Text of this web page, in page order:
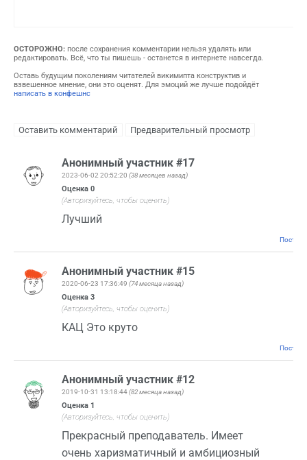
ОСТОРОЖНО: после сохранения комментарии нельзя удалять или
редактировать. Всё, что ты пишешь - останется в интернете навсегда.
Оставь будущим поколениям читателей викимипта конструктив и
взвешенное мнение, они это оценят. Для эмоций же лучше подойдёт
написать в конфешнс
Анонимный участник #17
2023-06-02 20:52:20 (38 месяцев назад)
Оценка 0
(Авторизуйтесь, чтобы оценить)
Лучший
Анонимный участник #15
2020-06-23 17:36:49 (74 месяца назад)
Оценка 3
(Авторизуйтесь, чтобы оценить)
КАЦ Это круто
Анонимный участник #12
2019-10-31 13:18:44(82 месяца назад)
Оценка 1
(Авторизуйтесь, чтобы оценить)
Прекрасный преподаватель. Имеет
очень харизматичный и амбициозный